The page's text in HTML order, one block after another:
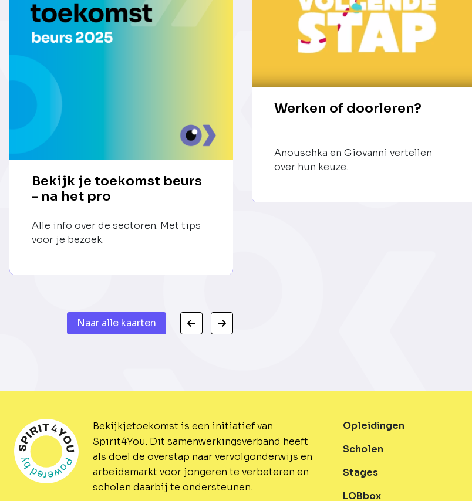
Bekijk je toekomst beurs
- na het pro
Alle info over de sectoren. Met tips
voor je bezoek.
Werken of doorleren?
Anouschka en Giovanni vertellen
over hun keuze.
Naar alle kaarten
Bekijkjetoekomst is een initiatief van
Spirit4You. Dit samenwerkingsverband heeft
als doel de overstap naar vervolgonderwijs en
arbeidsmarkt voor jongeren te verbeteren en
scholen daarbij te ondersteunen.
Opleidingen
Scholen
Stages
LOBbox